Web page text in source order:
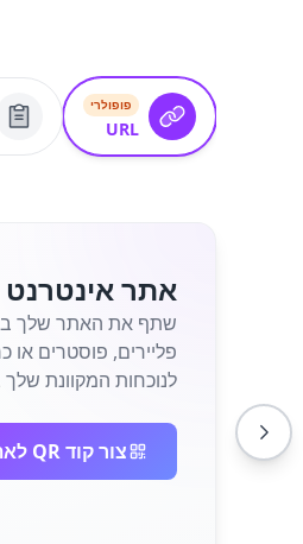
פופולרי
URL
אתר אינטרנט
לנוכחות המקוונת שלך
צור קוד QR לאתר